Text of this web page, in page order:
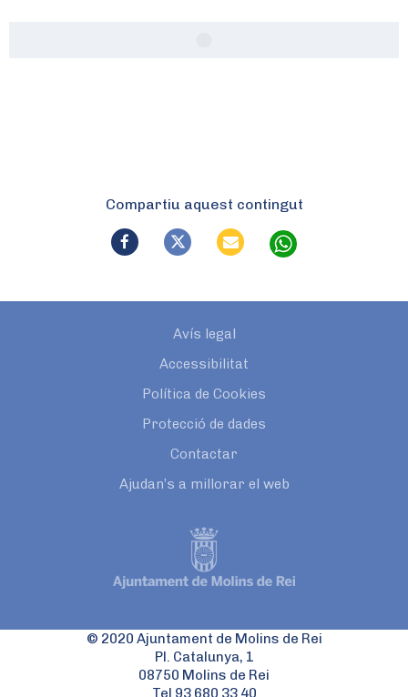
Compartiu aquest contingut
Avís legal
Accessibilitat
Política de Cookies
Protecció de dades
Contactar
Ajudan’s a millorar el web
© 2020 Ajuntament de Molins de Rei
Pl. Catalunya, 1
08750 Molins de Rei
Tel 93 680 33 40